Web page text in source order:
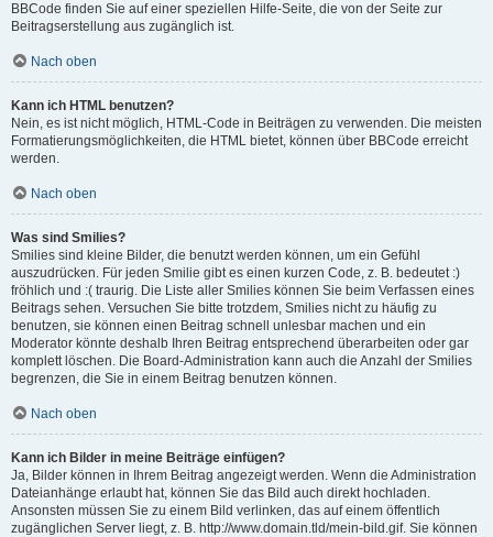
BBCode finden Sie auf einer speziellen Hilfe-Seite, die von der Seite zur
Beitragserstellung aus zugänglich ist.
Nach oben
Kann ich HTML benutzen?
Nein, es ist nicht möglich, HTML-Code in Beiträgen zu verwenden. Die meisten
Formatierungsmöglichkeiten, die HTML bietet, können über BBCode erreicht
werden.
Nach oben
Was sind Smilies?
Smilies sind kleine Bilder, die benutzt werden können, um ein Gefühl
auszudrücken. Für jeden Smilie gibt es einen kurzen Code, z. B. bedeutet :)
fröhlich und :( traurig. Die Liste aller Smilies können Sie beim Verfassen eines
Beitrags sehen. Versuchen Sie bitte trotzdem, Smilies nicht zu häufig zu
benutzen, sie können einen Beitrag schnell unlesbar machen und ein
Moderator könnte deshalb Ihren Beitrag entsprechend überarbeiten oder gar
komplett löschen. Die Board-Administration kann auch die Anzahl der Smilies
begrenzen, die Sie in einem Beitrag benutzen können.
Nach oben
Kann ich Bilder in meine Beiträge einfügen?
Ja, Bilder können in Ihrem Beitrag angezeigt werden. Wenn die Administration
Dateianhänge erlaubt hat, können Sie das Bild auch direkt hochladen.
Ansonsten müssen Sie zu einem Bild verlinken, das auf einem öffentlich
zugänglichen Server liegt, z. B. http://www.domain.tld/mein-bild.gif. Sie können